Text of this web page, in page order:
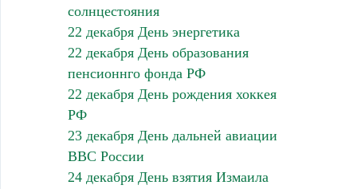
солнцестояния
22 декабря День энергетика
22 декабря День образования
пенсионнго фонда РФ
22 декабря День рождения хоккея
РФ
23 декабря День дальней авиации
ВВС России
24 декабря День взятия Измаила